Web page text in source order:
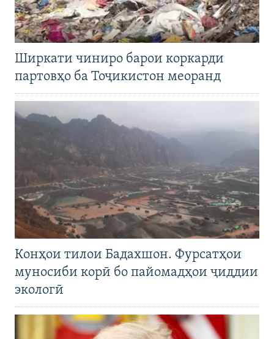
Ширкати чиниро барои коркарди
партовҳо ба Тоҷикистон меоранд
Конҳои тилои Бадахшон. Фурсатҳои
муносиби корӣ бо пайомадҳои ҷиддии
экологӣ